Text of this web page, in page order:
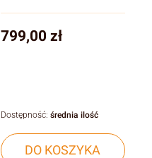
Cena
799,00 zł
DO KOSZYKA
Dostępność: średnia ilość